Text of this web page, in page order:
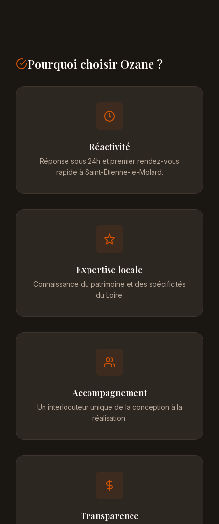
Pourquoi choisir Ozane ?
Réactivité
Réponse sous 24h et premier rendez-vous
rapide à Saint-Étienne-le-Molard.
Expertise locale
Connaissance du patrimoine et des spécificités
du Loire.
Accompagnement
Un interlocuteur unique de la conception à la
réalisation.
Transparence